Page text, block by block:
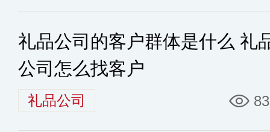
礼品公司的客户群体是什么 礼
公司怎么找客户
礼品公司